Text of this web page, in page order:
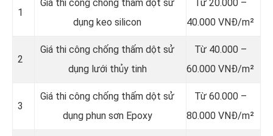
1
Giá thi công chống thấm dột sử
dụng keo silicon
Từ 20.000 –
40.000 VNĐ/m²
2
Giá thi công chống thấm dột sử
dụng lưới thủy tinh
Từ 40.000 –
60.000 VNĐ/m²
3
Giá thi công chống thấm dột sử
dụng phun sơn Epoxy
Từ 60.000 –
80.000 VNĐ/m²